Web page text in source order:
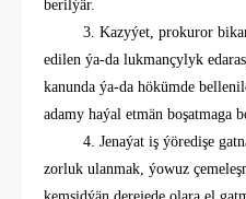
berilýär.
3. Kazyýet, prokuror
edilen ýa-da lukmançylyk
kanunda ýa-da hökümde
adamy haýal etmän boşatmaga
4. Jenaýat iş ýöredişe
zorluk ulanmak, ýowuz